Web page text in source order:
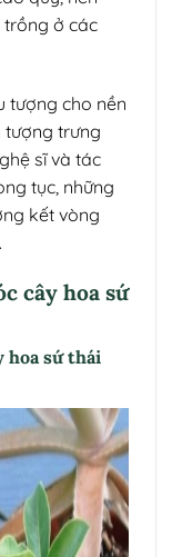
ở các
tượng cho nền
tượng trưng
sĩ và tác
tục, những
kết vòng
cây hoa sứ
hoa sứ thái